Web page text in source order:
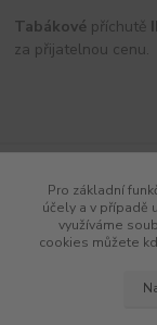
Tabákové příchutě
za přijatelnou cenu.
Pro základní
účely a v případě
využíváme
cookies můžete